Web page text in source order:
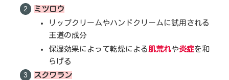
ミツロウ
リップクリームやハンドクリームに試用される
王道の成分
保湿効果によって乾燥による 肌荒れや炎症を和
らげる
スクワラン